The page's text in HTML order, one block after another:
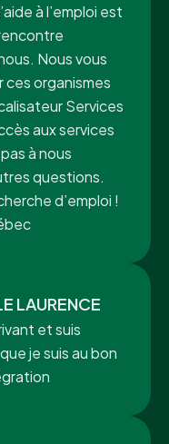
à l’emploi est
Nous vous
organismes
Services
aux services
à nous
questions.
d’emploi !
LAURENCE
et suis
je suis au bon